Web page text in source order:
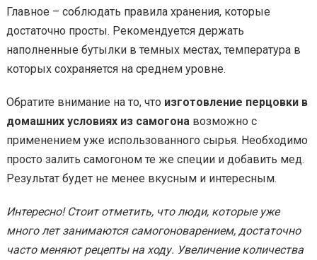
Главное – соблюдать правила хранения, которые
достаточно просты. Рекомендуется держать
наполненные бутылки в темных местах, температура в
которых сохраняется на среднем уровне.
Обратите внимание на то, что изготовление перцовки в
домашних условиях из самогонавозможно с
применением уже использованного сырья. Необходимо
просто залить самогоном те же специи и добавить мед.
Результат будет не менее вкусным и интересным.
Интересно! Стоит отметить, что люди, которые уже
много лет занимаются самогоноварением, достаточно
часто меняют рецепты на ходу. Увеличение количества